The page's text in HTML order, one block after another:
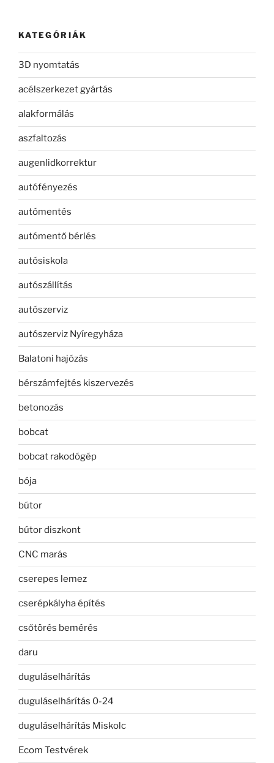
KATEGÓRIÁK
3D nyomtatás
acélszerkezet gyártás
alakformálás
aszfaltozás
augenlidkorrektur
autófényezés
autómentés
autómentő bérlés
autósiskola
autószállítás
autószerviz
autószerviz Nyíregyháza
Balatoni hajózás
bérszámfejtés kiszervezés
betonozás
bobcat
bobcat rakodógép
bója
bútor
bútor diszkont
CNC marás
cserepes lemez
cserépkályha építés
csőtörés bemérés
daru
duguláselhárítás
duguláselhárítás 0-24
duguláselhárítás Miskolc
Ecom Testvérek